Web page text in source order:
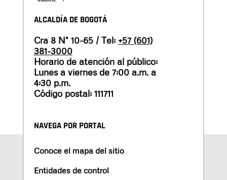
ALCALDÍA DE BOGOTÁ
Cra 8 N° 10-65 / Tel: +57 (601)
381-3000
Horario de atención al público:
Lunes a viernes de 7:00 a.m. a
4:30 p.m.
Código postal: 111711
NAVEGA POR PORTAL
Conoce el mapa del sitio
Entidades de control